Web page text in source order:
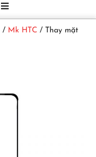
/ Mk HTC / Thay mặt